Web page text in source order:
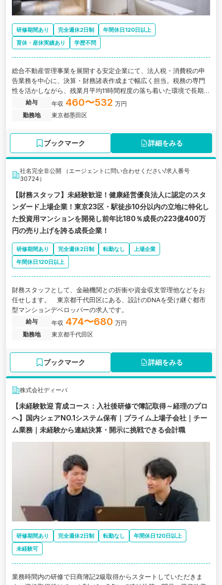
研修期間あり 完全週休2日制
年間休日120日以上
育休・産休実績あり
学歴不問
総合不動産管理事業を展開する安定企業にて、法人税・消費税の申
告業務を中心に、決算・財務諸表作成まで幅広く担当。税務の専門
性を活かしながら、残業月平均11時間程度の落ち着いた環境で長期的
にキャリアを築けるポジションです。
給与 年収 460〜532 万円
勤務地
東京都墨田区
ブックマーク 詳細をみる
社名完全非公開 （エージェントに問い合わせください/求人番号
30724）
【財務スタッフ】未経験歓迎！健康経営優良法人に認定のスタ
ンダード上場企業！東京23区・駅徒歩10分以内の立地に特化し
た投資用マンションを開発し前年比180％成長の223億400万
円の売り上げを誇る成長企業！
研修期間あり 完全週休2日制 転勤なし
上場企業
年間休日120日以上
財務スタッフとして、金融機関との折衝や資金収支管理他などをお
任せします。 東京都千代田区にある、設計のDNAを受け継ぐ都市
型マンションデベロッパーの求人です。
給与 年収 474〜680 万円
勤務地
東京都千代田区
ブックマーク 詳細をみる
株式会社ディーバ
【未経験歓迎 育成コース：入社後研修で簿記取得～経理のプロ
へ】国内シェアNO.1システム保有｜プライム上場子会社｜チー
ム業務｜未経験から連結決算・開示に挑戦できる会計職
研修期間あり 完全週休2日制 転勤なし
年間休日120日以上
未経験可
業務時間内の研修で日商簿記2級取得からスタートしていただきま